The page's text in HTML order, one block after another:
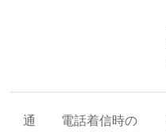
通
電話着信時の